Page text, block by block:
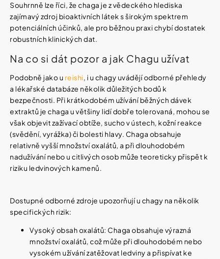
Souhrnně lze říci, že chaga je z vědeckého hlediska
zajímavý zdroj bioaktivních látek s širokým spektrem
potenciálních účinků, ale pro běžnou praxi chybí dostatek
robustních klinických dat.
Na co si dát pozor a jak Chagu užívat
Podobně jako u reishi, i u chagy uvádějí odborné přehledy
a lékařské databáze několik důležitých bodů k
bezpečnosti. Při krátkodobém užívání běžných dávek
extraktů je chaga u většiny lidí dobře tolerovaná, mohou se
však objevit zažívací obtíže, sucho v ústech, kožní reakce
(svědění, vyrážka) či bolesti hlavy. Chaga obsahuje
relativně vyšší množství oxalátů, a při dlouhodobém
nadužívání nebo u citlivých osob může teoreticky přispět k
riziku ledvinových kamenů.
Dostupné odborné zdroje upozorňují u chagy na několik
specifických rizik:
Vysoký obsah oxalátů: Chaga obsahuje výrazná
množství oxalátů, což může při dlouhodobém nebo
vysokém užívání zatěžovat ledviny a přispívat ke